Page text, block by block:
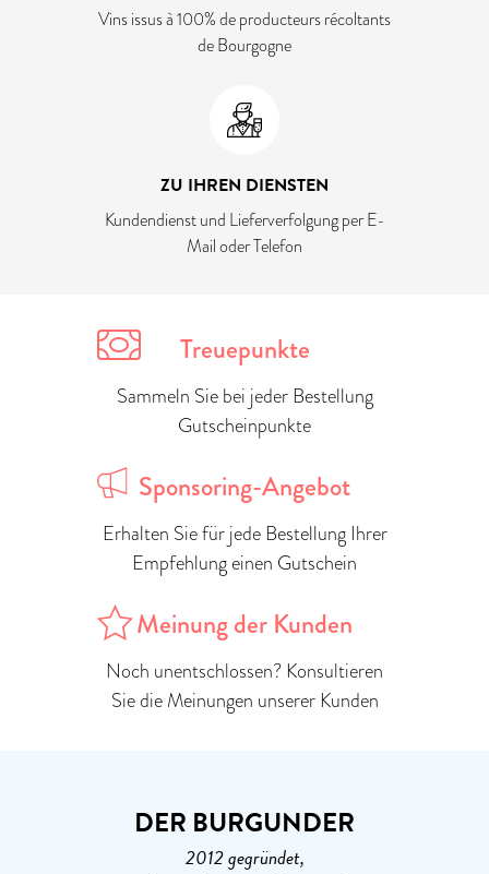
Vins issus à 100% de producteurs récoltants
de Bourgogne
ZU IHREN DIENSTEN
Kundendienst und Lieferverfolgung per E-
Mail oder Telefon
Treuepunkte
Sammeln Sie bei jeder Bestellung
Gutscheinpunkte
Sponsoring-Angebot
Erhalten Sie für jede Bestellung Ihrer
Empfehlung einen Gutschein
Meinung der Kunden
Noch unentschlossen? Konsultieren
Sie die Meinungen unserer Kunden
DER BURGUNDER
2012 gegründet,